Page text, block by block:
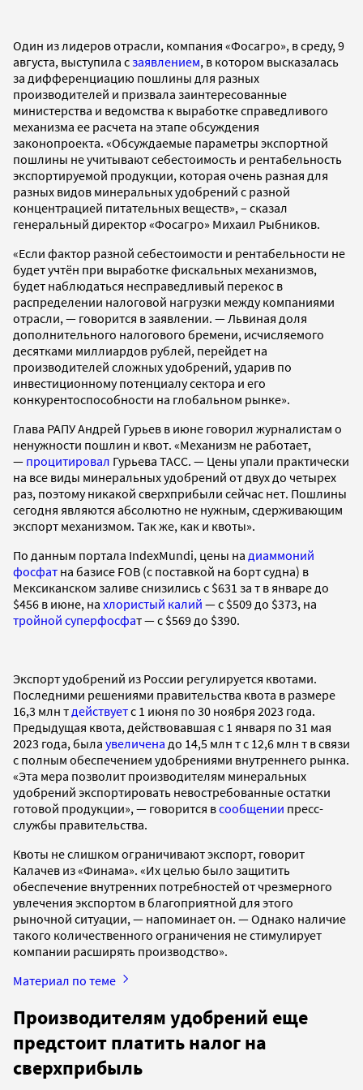
Один из лидеров отрасли, компания «Фосагро», в среду, 9
августа, выступила сзаявлением, в котором высказалась
за дифференциацию пошлины для разных
производителей и призвала заинтересованные
министерства и ведомства к выработке справедливого
механизма ее расчета на этапе обсуждения
законопроекта. «Обсуждаемые параметры экспортной
пошлины не учитывают себестоимость и рентабельность
экспортируемой продукции, которая очень разная для
разных видов минеральных удобрений с разной
концентрацией питательных веществ», – сказал
генеральный директор «Фосагро» Михаил Рыбников.
«Если фактор разной себестоимости и рентабельности не
будет учтён при выработке фискальных механизмов,
будет наблюдаться несправедливый перекос в
распределении налоговой нагрузки между компаниями
отрасли, — говорится в заявлении. — Львиная доля
дополнительного налогового бремени, исчисляемого
десятками миллиардов рублей, перейдет на
производителей сложных удобрений, ударив по
инвестиционному потенциалу сектора и его
конкурентоспособности на глобальном рынке».
Глава РАПУ Андрей Гурьев в июне говорил журналистам о
ненужности пошлин и квот. «Механизм не работает,
— процитировал Гурьева ТАСС. — Цены упали практически
на все виды минеральных удобрений от двух до четырех
раз, поэтому никакой сверхприбыли сейчас нет. Пошлины
сегодня являются абсолютно не нужным, сдерживающим
экспорт механизмом. Так же, как и квоты».
По данным портала IndexMundi, цены на диаммоний
фосфат на базисе FOB (с поставкой на борт судна) в
Мексиканском заливе снизились с $631 за т в январе до
$456 в июне, на хлористый калий — с $509 до $373, на
тройной суперфосфат — с $569 до $390.
Экспорт удобрений из России регулируется квотами.
Последними решениями правительства квота в размере
16,3 млн тдействуетс 1 июня по 30 ноября 2023 года.
Предыдущая квота, действовавшая с 1 января по 31 мая
2023 года, была увеличена до 14,5 млн т с 12,6 млн т в связи
с полным обеспечением удобрениями внутреннего рынка.
«Эта мера позволит производителям минеральных
удобрений экспортировать невостребованные остатки
готовой продукции», — говорится всообщении пресс-
службы правительства.
Квоты не слишком ограничивают экспорт, говорит
Калачев из «Финама». «Их целью было защитить
обеспечение внутренних потребностей от чрезмерного
увлечения экспортом в благоприятной для этого
рыночной ситуации, — напоминает он. — Однако наличие
такого количественного ограничения не стимулирует
компании расширять производство».
Материал по теме
Производителям удобрений еще
предстоит платить налог на
сверхприбыль